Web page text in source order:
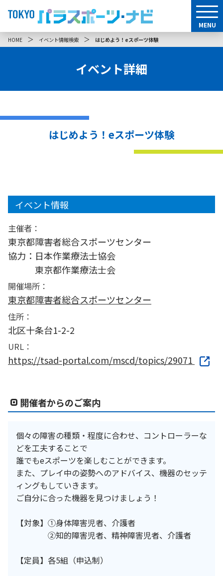
MENU
HOME ＞ イベント情報検索 ＞ はじめよう！eスポーツ体験
イベント詳細
はじめよう！eスポーツ体験
イベント情報
主催者：
東京都障害者総合スポーツセンター
協力：日本作業療法士協会
東京都作業療法士会
開催場所：
東京都障害者総合スポーツセンター
住所：
北区十条台1-2-2
URL：
https://tsad-portal.com/mscd/topics/29071
開催者からのご案内
個々の障害の種類・程度に合わせ、コントローラーな
どを工夫することで
誰でもeスポーツを楽しむことができます。
また、プレイ中の姿勢へのアドバイス、機器のセッテ
ィングもしていきます。
ご自分に合った機器を見つけましょう！
【対象】①身体障害児者、介護者
②知的障害児者、精神障害児者、介護者
【定員】各5組（申込制）